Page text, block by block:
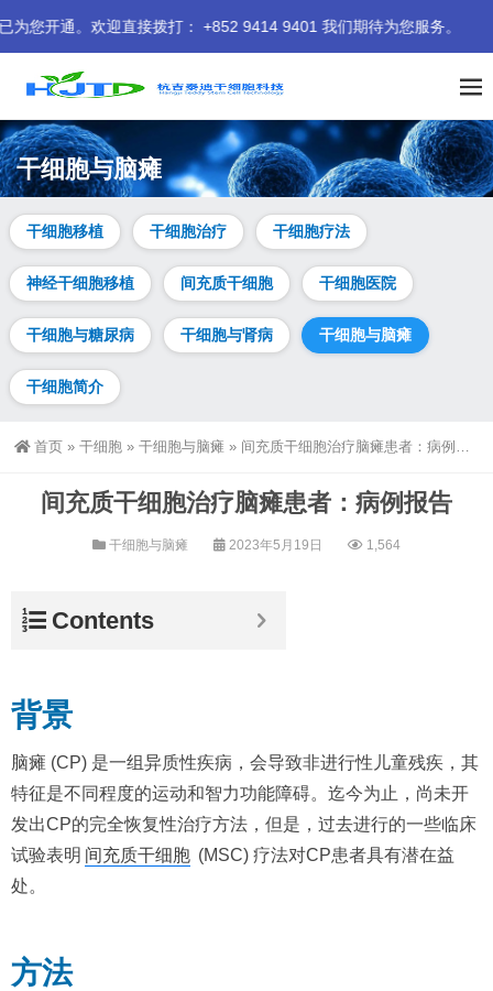
。欢迎直接拨打： +852 9414 9401 我们期待为您服务。
干细胞与脑瘫
干细胞移植 干细胞治疗 干细胞疗法
神经干细胞移植 间充质干细胞 干细胞医院
干细胞与糖尿病 干细胞与肾病 干细胞与脑瘫
干细胞简介
首页 » 干细胞 » 干细胞与脑瘫 » 间充质干细胞治疗脑瘫患者：病例报告
间充质干细胞治疗脑瘫患者：病例报告
干细胞与脑瘫 2023年5月19日 1,564
Contents
背景
脑瘫 (CP) 是一组异质性疾病，会导致非进行性儿童残疾，其
特征是不同程度的运动和智力功能障碍。迄今为止，尚未开
发出CP的完全恢复性治疗方法，但是，过去进行的一些临床
试验表明 间充质干细胞 (MSC) 疗法对CP患者具有潜在益
处。
方法